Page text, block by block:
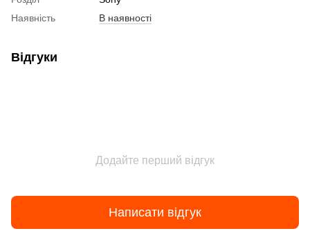
Наявність
В наявності
Відгуки
Додайте перший відгук
Написати відгук